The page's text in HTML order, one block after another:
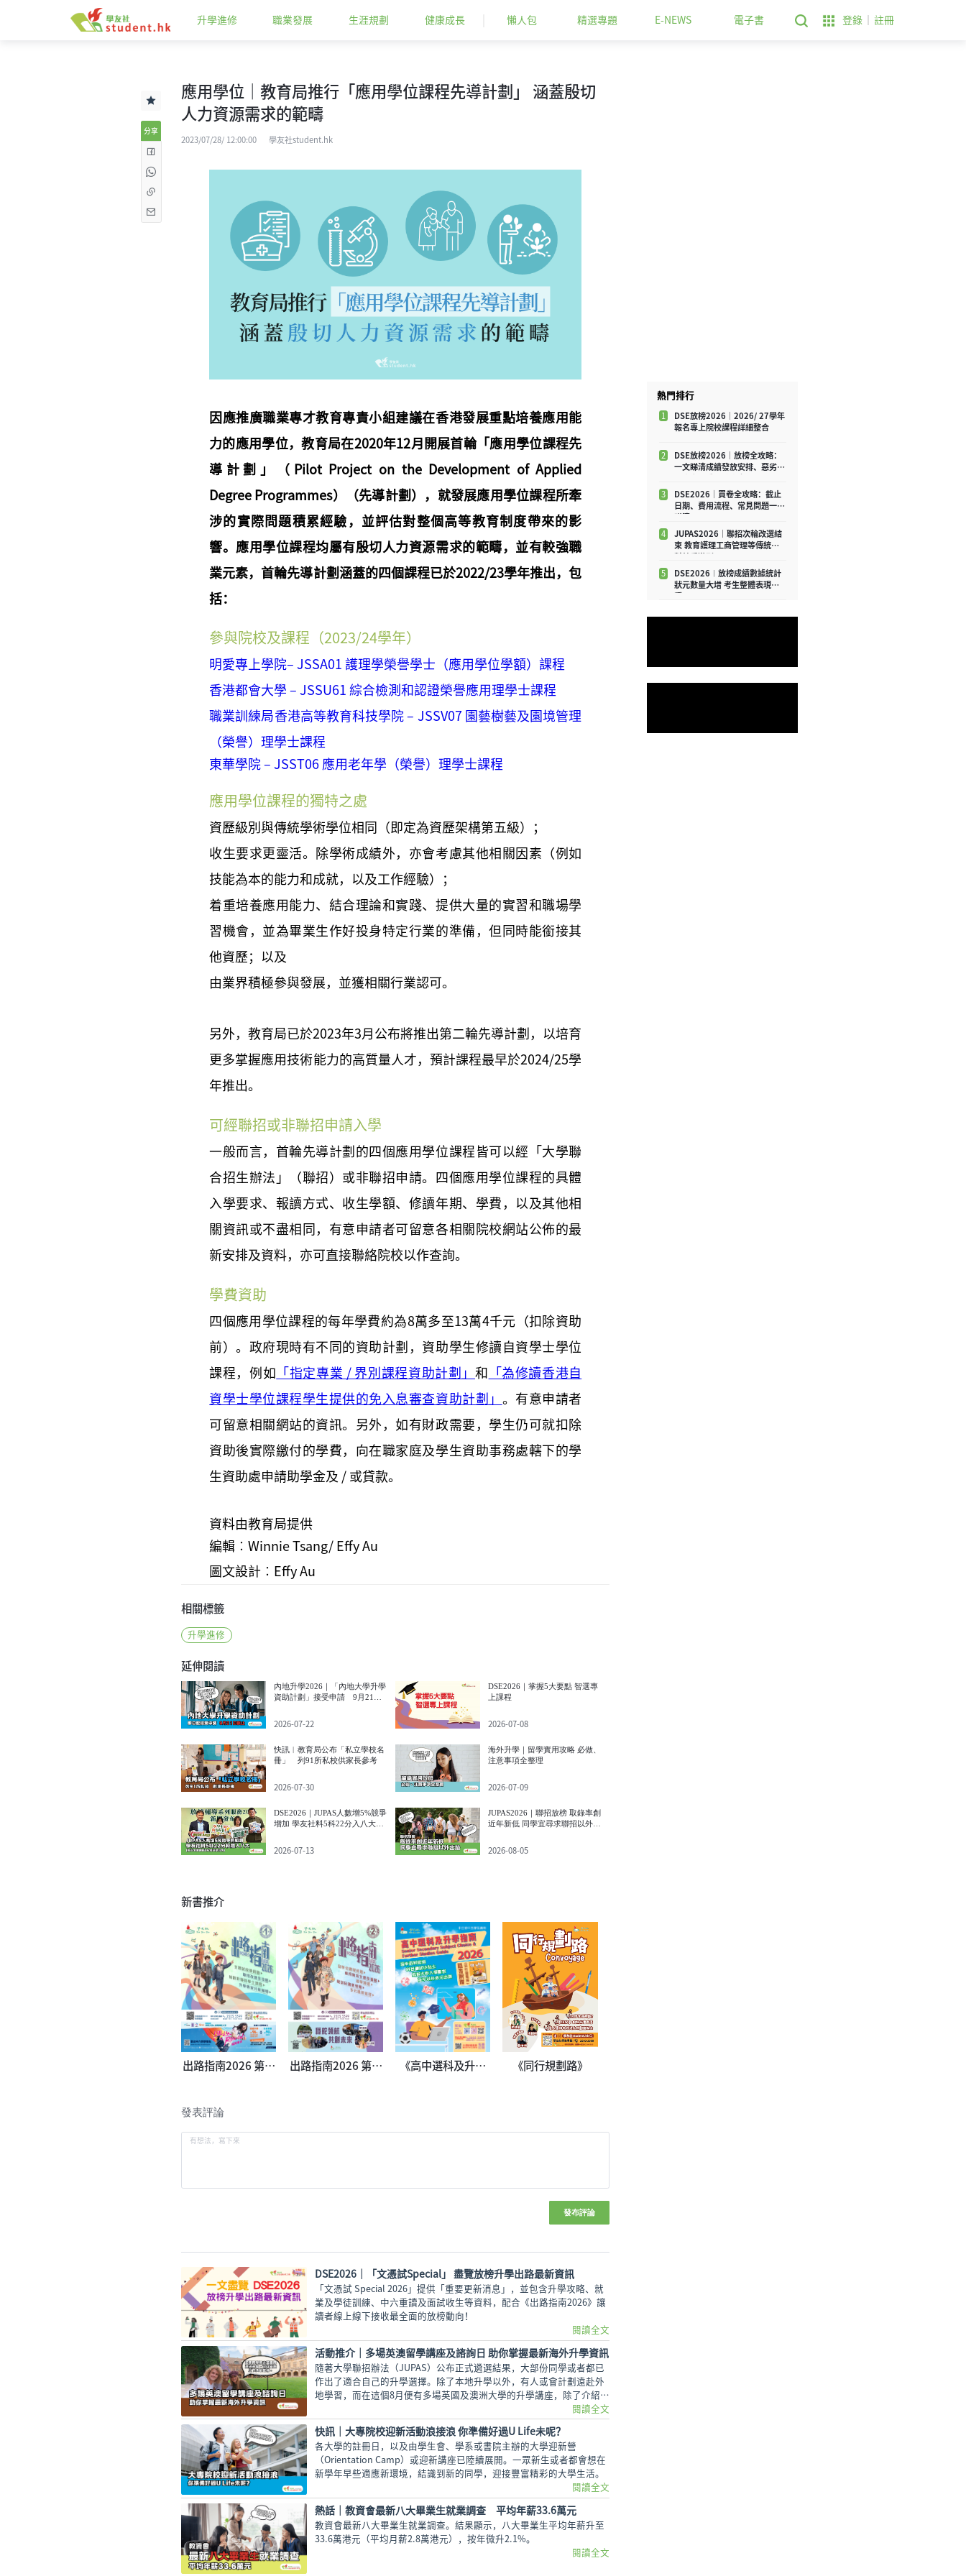
升學進修 職業發展 生涯規劃 健康成長 懶人包 精選專題 E-NEWS 電子書 登錄 註冊
分享
應用學位｜教育局推行「應用學位課程先導計劃」 涵蓋殷切
人力資源需求的範疇
2023/07/28/ 12:00:00 學友社student.hk
因應推廣職業專才教育專責小組建議在香港發展重點培養應用能
力的應用學位，教育局在2020年12月開展首輪「應用學位課程先
導計劃」（Pilot Project on the Development of Applied
Degree Programmes）（先導計劃），就發展應用學位課程所牽
涉的實際問題積累經驗，並評估對整個高等教育制度帶來的影
響。應用學位課程均屬有殷切人力資源需求的範疇，並有較強職
業元素，首輪先導計劃涵蓋的四個課程已於2022/23學年推出，包
括：
參與院校及課程（2023/24學年）
明愛專上學院– JSSA01 護理學榮譽學士（應用學位學額）課程
香港都會大學 – JSSU61 綜合檢測和認證榮譽應用理學士課程
職業訓練局香港高等教育科技學院 – JSSV07 園藝樹藝及園境管理
（榮譽）理學士課程
東華學院 – JSST06 應用老年學（榮譽）理學士課程
應用學位課程的獨特之處
資歷級別與傳統學術學位相同（即定為資歷架構第五級）；
收生要求更靈活。除學術成績外，亦會考慮其他相關因素（例如
技能為本的能力和成就，以及工作經驗）；
着重培養應用能力、結合理論和實踐、提供大量的實習和職場學
習機會，並為畢業生作好投身特定行業的準備，但同時能銜接其
他資歷；以及
由業界積極參與發展，並獲相關行業認可。
另外，教育局已於2023年3月公布將推出第二輪先導計劃，以培育
更多掌握應用技術能力的高質量人才，預計課程最早於2024/25學
年推出。
可經聯招或非聯招申請入學
一般而言，首輪先導計劃的四個應用學位課程皆可以經「大學聯
合招生辦法」（聯招）或非聯招申請。四個應用學位課程的具體
入學要求、報讀方式、收生學額、修讀年期、學費，以及其他相
關資訊或不盡相同，有意申請者可留意各相關院校網站公佈的最
新安排及資料，亦可直接聯絡院校以作查詢。
學費資助
四個應用學位課程的每年學費約為8萬多至13萬4千元（扣除資助
前）。政府現時有不同的資助計劃，資助學生修讀自資學士學位
課程，例如 「指定專業 / 界別課程資助計劃」 和
「為修讀香港自
資學士學位課程學生提供的免入息審查資助計劃」 。有意申請者
可留意相關網站的資訊。另外，如有財政需要，學生仍可就扣除
資助後實際繳付的學費，向在職家庭及學生資助事務處轄下的學
生資助處申請助學金及 / 或貸款。
資料由教育局提供
編輯 ︰Winnie Tsang/ Effy Au
圖文設計 ︰Effy Au
相關標籤
升學進修
延伸閱讀
內地升學2026｜「內地大學升學
資助計劃」接受申請 9月21日
2026-07-22
DSE2026｜掌握5大要點 智選專
上課程
2026-07-08
快訊︱教育局公布「私立學校名
冊」 列91所私校供家長參考
2026-07-30
海外升學｜留學實用攻略 必做、
注意事項全整理
2026-07-09
DSE2026｜JUPAS人數增5%競爭
增加 學友社料5科22分入八大較
2026-07-13
JUPAS2026｜聯招放榜 取錄率創
近年新低 同學宜尋求聯招以外出
2026-08-05
新書推介
出路指南2026 第一
出路指南2026 第二
《高中選科及升學
《同行規劃路》
發表評論
發布評論
DSE2026│「文憑試Special」 盡覽放榜升學出路最新資訊
「文憑試 Special 2026」提供「重要更新消息」，並包含升學攻略、就
業及學徒訓練、中六重讀及面試收生等資料，配合《出路指南2026》讓
讀者線上線下接收最全面的放榜動向！
閱讀全文
活動推介｜多場英澳留學講座及諮詢日 助你掌握最新海外升學資訊
隨著大學聯招辦法（JUPAS）公布正式遴選結果，大部份同學或者都已
作出了適合自己的升學選擇。除了本地升學以外，有人或會計劃遠赴外
地學習，而在這個8月便有多場英國及澳洲大學的升學講座，除了介紹兩
閱讀全文
快訊｜大專院校迎新活動浪接浪 你準備好過U Life未呢？
各大學的註冊日，以及由學生會、學系或書院主辦的大學迎新營
（Orientation Camp）或迎新講座已陸續展開。一眾新生或者都會想在
新學年早些適應新環境，結識到新的同學，迎接豐富精彩的大學生活。
閱讀全文
熱話│教資會最新八大畢業生就業調查 平均年薪33.6萬元
教資會最新八大畢業生就業調查。結果顯示，八大畢業生平均年薪升至
33.6萬港元（平均月薪2.8萬港元），按年微升2.1%。
閱讀全文
熱門排行
1
DSE放榜2026｜2026/ 27學年
報名專上院校課程詳細整合
2
DSE放榜2026｜放榜全攻略：
一文睇清成績發放安排、惡劣天
3
DSE2026｜買卷全攻略：截止
日期、費用流程、常見問題一文
4
JUPAS2026｜聯招次輪改選結
束 教育護理工商管理等傳統學
5
DSE2026︱放榜成績數據統計
狀元數量大增 考生整體表現平